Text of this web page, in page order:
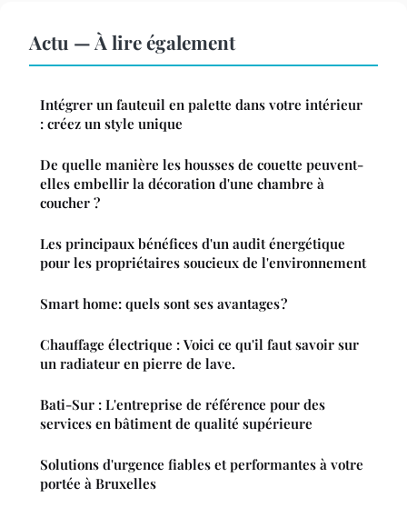
Actu — À lire également
Intégrer un fauteuil en palette dans votre intérieur
: créez un style unique
De quelle manière les housses de couette peuvent-
elles embellir la décoration d'une chambre à
coucher ?
Les principaux bénéfices d'un audit énergétique
pour les propriétaires soucieux de l'environnement
Smart home: quels sont ses avantages ?
Chauffage électrique : Voici ce qu'il faut savoir sur
un radiateur en pierre de lave.
Bati-Sur : L'entreprise de référence pour des
services en bâtiment de qualité supérieure
Solutions d'urgence fiables et performantes à votre
portée à Bruxelles